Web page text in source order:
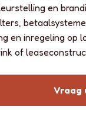
en
en inregeling op
of
Vraag